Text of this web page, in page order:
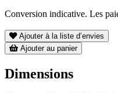
Conversion indicative. Les
Ajouter à la liste d’envies
Ajouter au panier
Dimensions